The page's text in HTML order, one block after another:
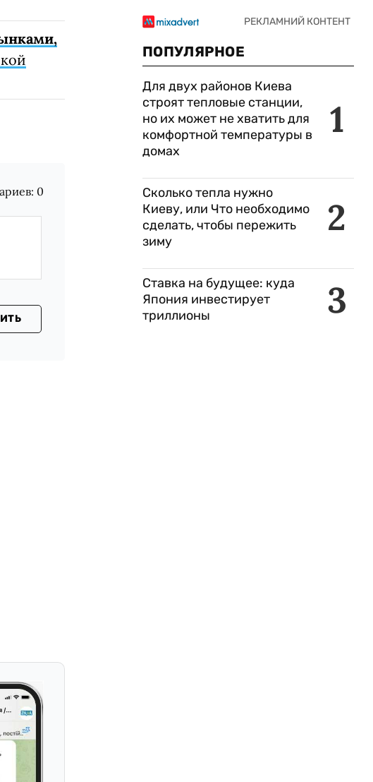
0
ПОПУЛЯРНОЕ
1
Для двух районов Киева
строят тепловые станции,
но их может не хватить для
комфортной температуры в
домах
2
Сколько тепла нужно
Киеву, или Что необходимо
сделать, чтобы пережить
зиму
3
Ставка на будущее: куда
Япония инвестирует
триллионы